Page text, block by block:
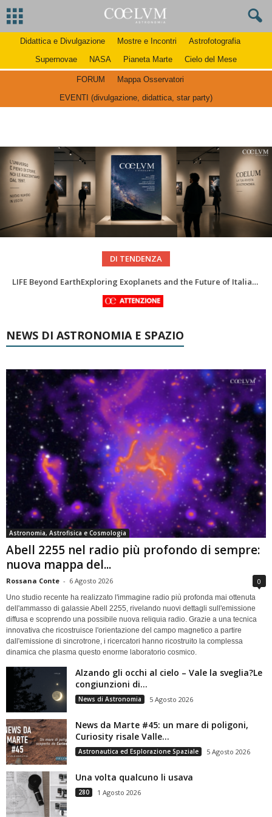
Didattica e Divulgazione Mostre e Incontri
Astrofotografia
Supernovae
NASA Pianeta Marte Cielo del Mese
FORUM
Mappa Osservatori
EVENTI (divulgazione, didattica, star party)
DI TENDENZA
In ricordo di Riccardo Pozzobon geologo dei mondi nascosti
NEWS DI ASTRONOMIA E SPAZIO
Astronomia, Astrofisica e Cosmologia
Abell 2255 nel radio più profondo di sempre:
nuova mappa del...
Rossana Conte - 6 Agosto 2026 0
Uno studio recente ha realizzato l'immagine radio più profonda mai ottenuta
dell'ammasso di galassie Abell 2255, rivelando nuovi dettagli sull'emissione
diffusa e scoprendo una possibile nuova reliquia radio. Grazie a una tecnica
innovativa che ricostruisce l'orientazione del campo magnetico a partire
dall'emissione di sincrotrone, i ricercatori hanno ricostruito la complessa
dinamica che plasma questo enorme laboratorio cosmico.
Alzando gli occhi al cielo – Vale la sveglia?Le
congiunzioni di...
News di Astronomia 5 Agosto 2026
News da Marte #45: un mare di poligoni,
Curiosity risale Valle...
Astronautica ed Esplorazione Spaziale 5 Agosto 2026
Una volta qualcuno li usava
280 1 Agosto 2026